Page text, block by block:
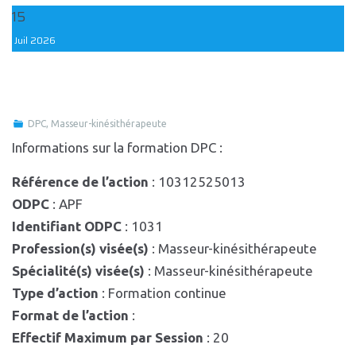
15
Juil 2026
DPC, Masseur-kinésithérapeute
Informations sur la formation DPC :
Référence de l’action : 10312525013
ODPC : APF
Identifiant ODPC : 1031
Profession(s) visée(s) : Masseur-kinésithérapeute
Spécialité(s) visée(s) : Masseur-kinésithérapeute
Type d’action : Formation continue
Format de l’action :
Effectif Maximum par Session : 20